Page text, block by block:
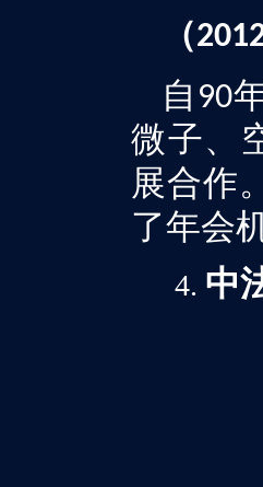
（
自 90
微子、
展合作
了年会
中